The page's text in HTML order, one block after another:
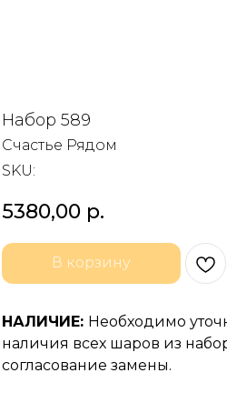
Набор 589
Счастье Рядом
SKU:
5380,00 р.
В корзину
НАЛИЧИЕ: Необходимо
наличия всех шаров из
согласование замены.